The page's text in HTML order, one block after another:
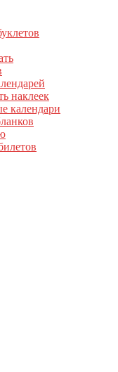
наклеек
календари